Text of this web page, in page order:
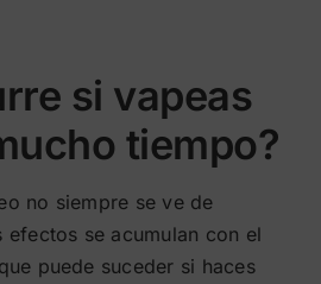
si vapeas
tiempo?
no siempre se ve de
se acumulan con el
puede suceder si haces